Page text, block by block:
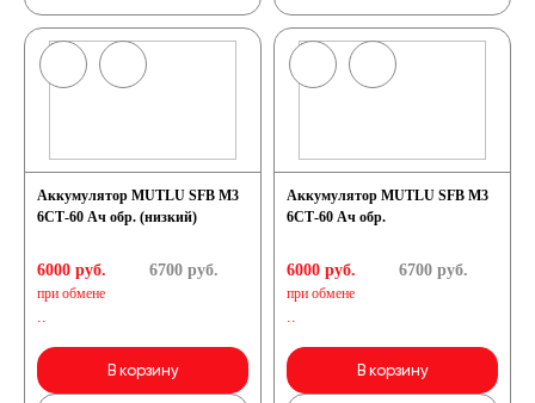
Аккумулятор MUTLU SFB M3
6СТ-60 Ач обр. (низкий)
6000 руб.
при обмене
..
6700руб.
В корзину
Аккумулятор MUTLU SFB M3
6СТ-60 Ач обр.
6000 руб.
при обмене
..
6700руб.
В корзину